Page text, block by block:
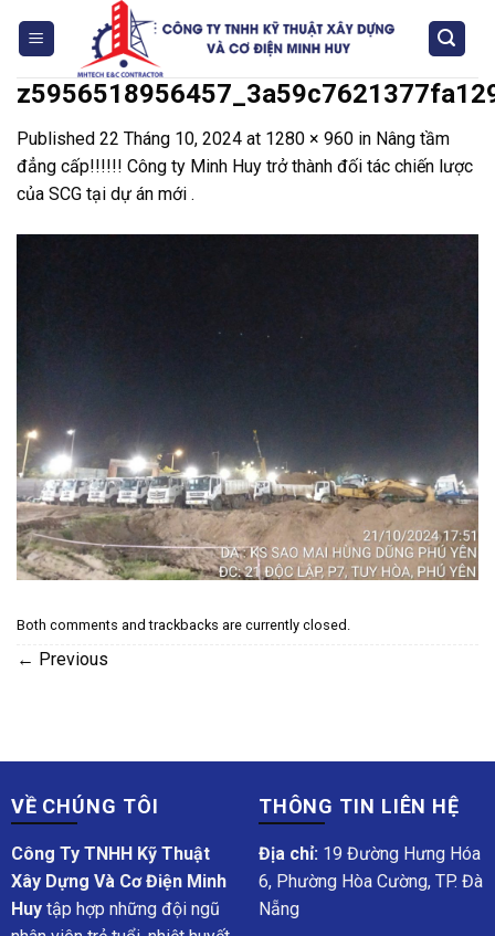
Published 22 Tháng 10, 2024 at 1280 × 960 in Nâng tầm
đẳng cấp!!!!!! Công ty Minh Huy trở thành đối tác chiến lược
của SCG tại dự án mới .
Both comments and trackbacks are currently closed.
← Previous
VỀ CHÚNG TÔI
Công Ty TNHH Kỹ Thuật
Xây Dựng Và Cơ Điện Minh
Huytập hợp những đội ngũ
THÔNG TIN LIÊN HỆ
Địa chỉ:19 Đường Hưng Hóa
6, Phường Hòa Cường, TP. Đà
Nẵng